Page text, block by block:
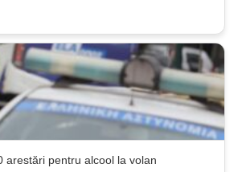
arestări pentru alcool la volan